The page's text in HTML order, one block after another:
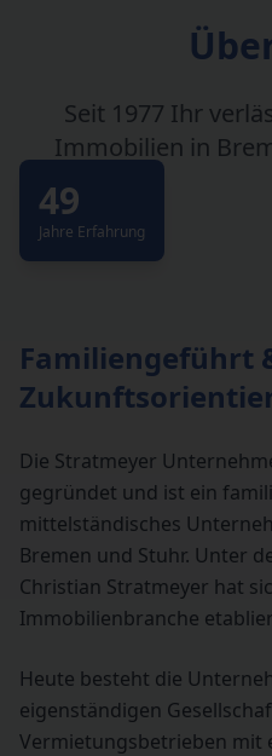
Seit 1977 Ihr
Immobilien in
49
Jahre Erfahrung
Familiengeführt
Die Stratmeyer
gegründet und ist ein
mittelständisches
Bremen und Stuhr. Unter
Christian Stratmeyer hat
Immobilienbranche
Heute besteht die
eigenständigen
Vermietungsbetrieben mit